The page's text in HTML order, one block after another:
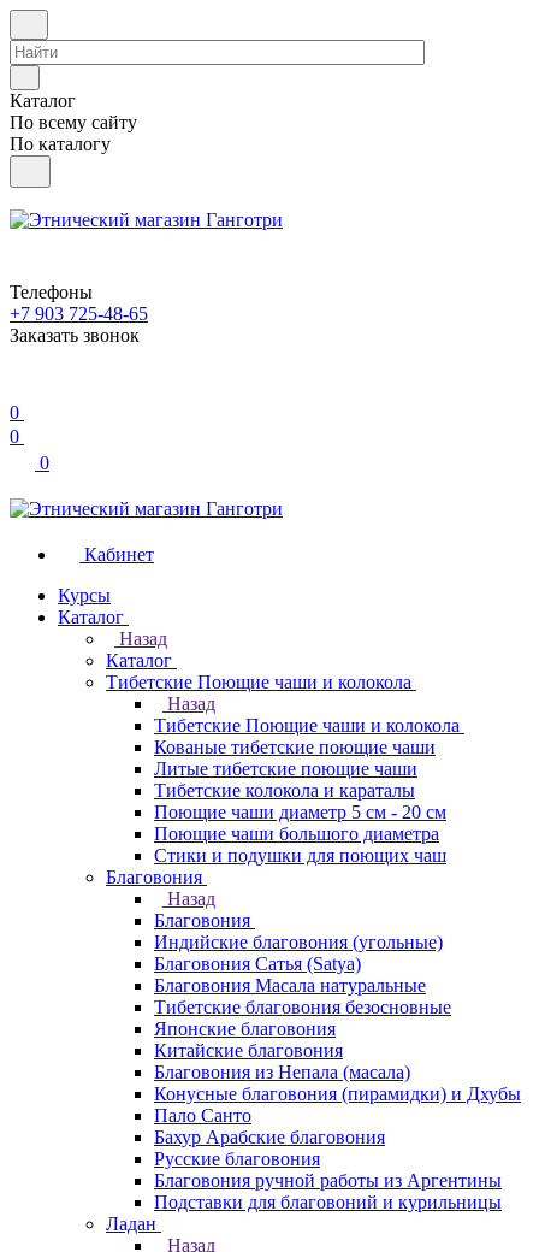
Каталог
По всему сайту
По каталогу
Телефоны
+7 903 725-48-65
Заказать звонок
0
0
0
Кабинет
Курсы
Каталог
Назад
Каталог
Тибетские Поющие чаши и колокола
Назад
Тибетские Поющие чаши и колокола
Кованые тибетские поющие чаши
Литые тибетские поющие чаши
Тибетские колокола и караталы
Поющие чаши диаметр 5 см - 20 см
Поющие чаши большого диаметра
Стики и подушки для поющих чаш
Благовония
Назад
Благовония
Индийские благовония (угольные)
Благовония Сатья (Satya)
Благовония Масала натуральные
Тибетские благовония безосновные
Японские благовония
Китайские благовония
Благовония из Непала (масала)
Конусные благовония (пирамидки) и Дхубы
Пало Санто
Бахур Арабские благовония
Русские благовония
Благовония ручной работы из Аргентины
Подставки для благовоний и курильницы
Ладан
Назад